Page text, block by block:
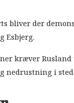
bliver der
Esbjerg.
kræver
nedrustning i